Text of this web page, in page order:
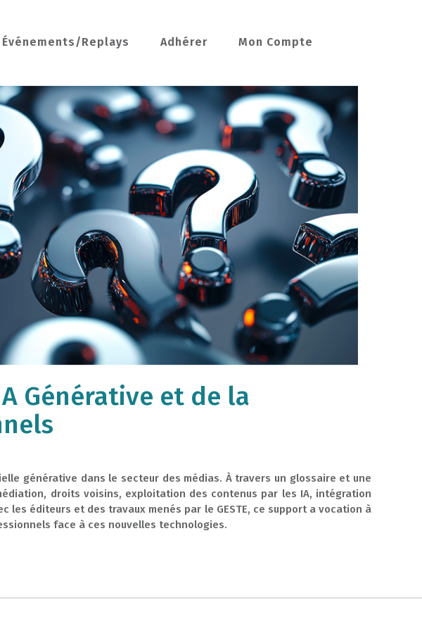
Événements/Replays Adhérer Mon Compte
Générative et de la
générative dans le secteur des médias. À travers un glossaire et une
droits voisins, exploitation des contenus par les IA, intégration
les éditeurs et des travaux menés par le GESTE, ce support a vocation à
face à ces nouvelles technologies.